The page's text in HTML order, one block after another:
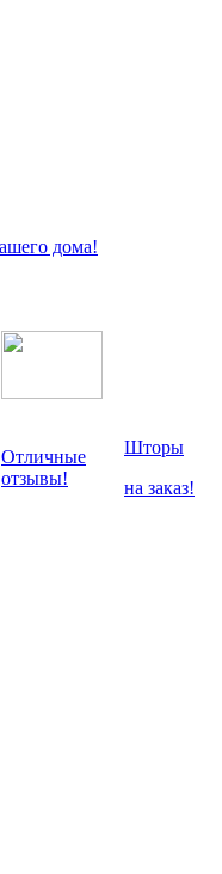
Отличные
отзывы!
Шторы
на заказ!